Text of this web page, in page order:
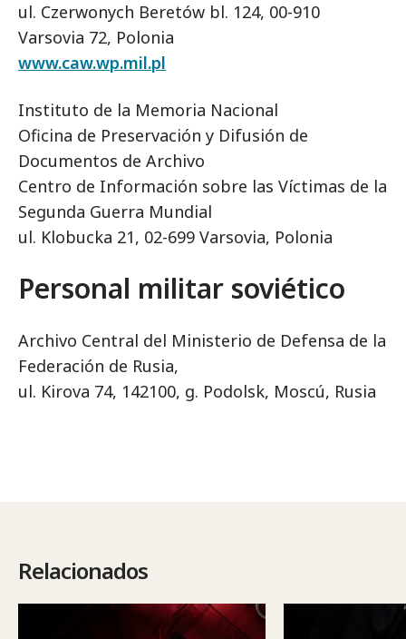
ul. Czerwonych Beretów bl. 124, 00-910
Varsovia 72, Polonia
www.caw.wp.mil.pl
Instituto de la Memoria Nacional
Oficina de Preservación y Difusión de
Documentos de Archivo
Centro de Información sobre las Víctimas de la
Segunda Guerra Mundial
ul. Klobucka 21, 02-699 Varsovia, Polonia
Personal militar soviético
Archivo Central del Ministerio de Defensa de la
Federación de Rusia,
ul. Kirova 74, 142100, g. Podolsk, Moscú, Rusia
Relacionados